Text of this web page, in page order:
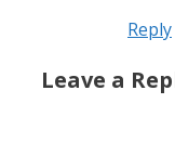
Reply
Leave a